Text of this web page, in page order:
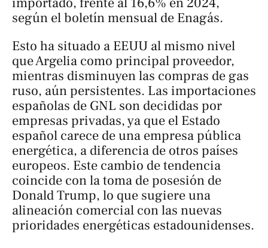
según el boletín mensual de Enagás.
Esto ha situado a EEUU al mismo nivel
que Argelia como principal proveedor,
mientras disminuyen las compras de gas
ruso, aún persistentes. Las importaciones
españolas de GNL son decididas por
empresas privadas, ya que el Estado
español carece de una empresa pública
energética, a diferencia de otros países
europeos. Este cambio de tendencia
coincide con la toma de posesión de
Donald Trump, lo que sugiere una
alineación comercial con las nuevas
prioridades energéticas estadounidenses.